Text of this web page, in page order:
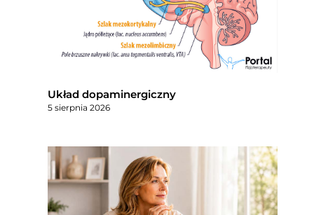
Układ dopaminergiczny
5 sierpnia 2026